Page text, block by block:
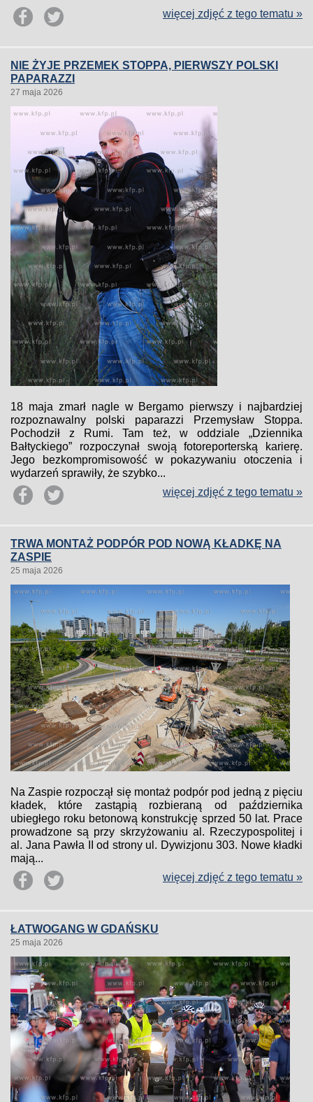
więcej zdjęć z tego tematu »
NIE ŻYJE PRZEMEK STOPPA, PIERWSZY POLSKI
PAPARAZZI
27 maja 2026
18 maja zmarł nagle w Bergamo pierwszy i najbardziej
rozpoznawalny polski paparazzi Przemysław Stoppa.
Pochodził z Rumi. Tam też, w oddziale „Dziennika
Bałtyckiego” rozpoczynał swoją fotoreporterską karierę.
Jego bezkompromisowość w pokazywaniu otoczenia i
wydarzeń sprawiły, że szybko...
więcej zdjęć z tego tematu »
TRWA MONTAŻ PODPÓR POD NOWĄ KŁADKĘ NA
ZASPIE
25 maja 2026
Na Zaspie rozpoczął się montaż podpór pod jedną z pięciu
kładek, które zastąpią rozbieraną od października
ubiegłego roku betonową konstrukcję sprzed 50 lat. Prace
prowadzone są przy skrzyżowaniu al. Rzeczypospolitej i
al. Jana Pawła II od strony ul. Dywizjonu 303. Nowe kładki
mają...
więcej zdjęć z tego tematu »
ŁATWOGANG W GDAŃSKU
25 maja 2026